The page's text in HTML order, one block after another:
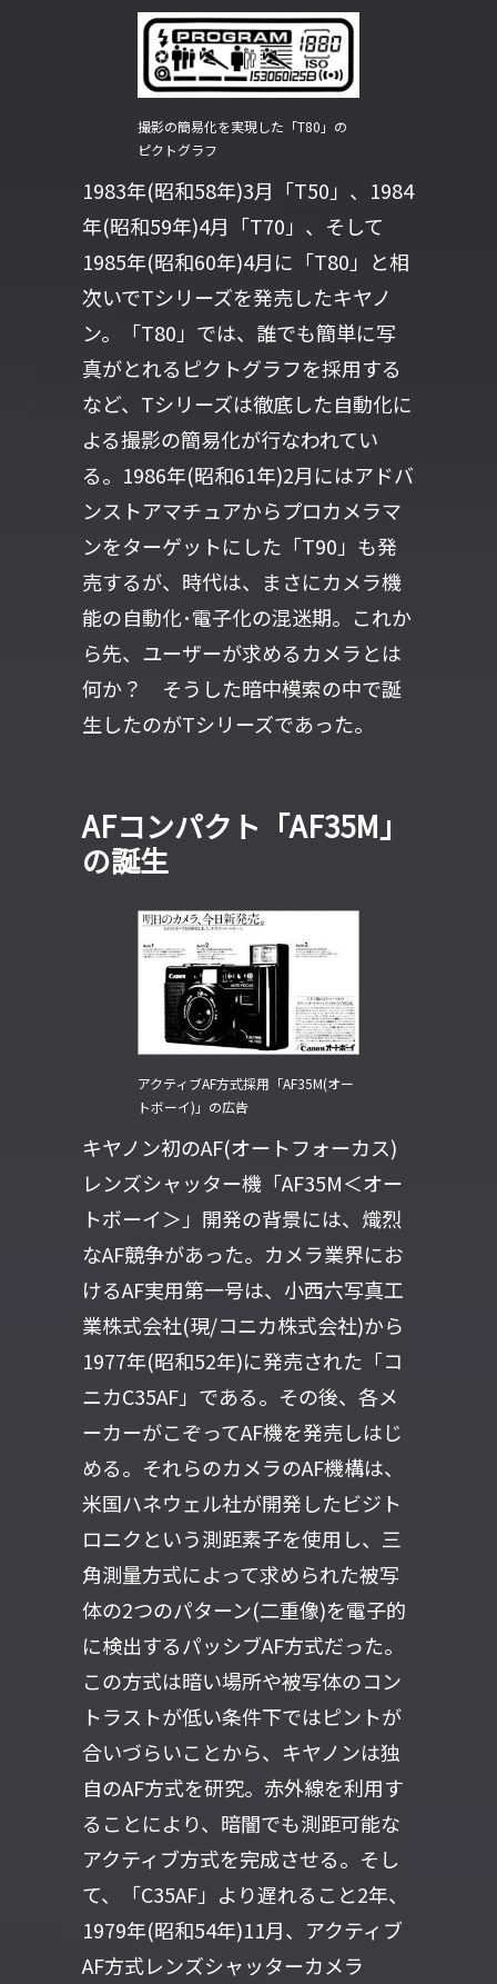
撮影の簡易化を実現した「T80」の
ピクトグラフ
1983年(昭和58年)3月「T50」、1984
年(昭和59年)4月「T70」、そして
1985年(昭和60年)4月に「T80」と相
次いでTシリーズを発売したキヤノ
ン。「T80」では、誰でも簡単に写
真がとれるピクトグラフを採用する
など、Tシリーズは徹底した自動化に
よる撮影の簡易化が行なわれてい
る。1986年(昭和61年)2月にはアドバ
ンストアマチュアからプロカメラマ
ンをターゲットにした「T90」も発
売するが、時代は、まさにカメラ機
能の自動化･電子化の混迷期。これか
ら先、ユーザーが求めるカメラとは
何か？ そうした暗中模索の中で誕
生したのがTシリーズであった。
AFコンパクト「AF35M」
の誕生
アクティブAF方式採用「AF35M(オー
トボーイ)」の広告
キヤノン初のAF(オートフォーカス)
レンズシャッター機「AF35M＜オー
トボーイ＞」開発の背景には、熾烈
なAF競争があった。カメラ業界にお
けるAF実用第一号は、小西六写真工
業株式会社(現/コニカ株式会社)から
1977年(昭和52年)に発売された「コ
ニカC35AF」である。その後、各メ
ーカーがこぞってAF機を発売しはじ
める。それらのカメラのAF機構は、
米国ハネウェル社が開発したビジト
ロニクという測距素子を使用し、三
角測量方式によって求められた被写
体の2つのパターン(二重像)を電子的
に検出するパッシブAF方式だった。
この方式は暗い場所や被写体のコン
トラストが低い条件下ではピントが
合いづらいことから、キヤノンは独
自のAF方式を研究。赤外線を利用す
ることにより、暗闇でも測距可能な
アクティブ方式を完成させる。そし
て、「C35AF」より遅れること2年、
1979年(昭和54年)11月、アクティブ
AF方式レンズシャッターカメラ